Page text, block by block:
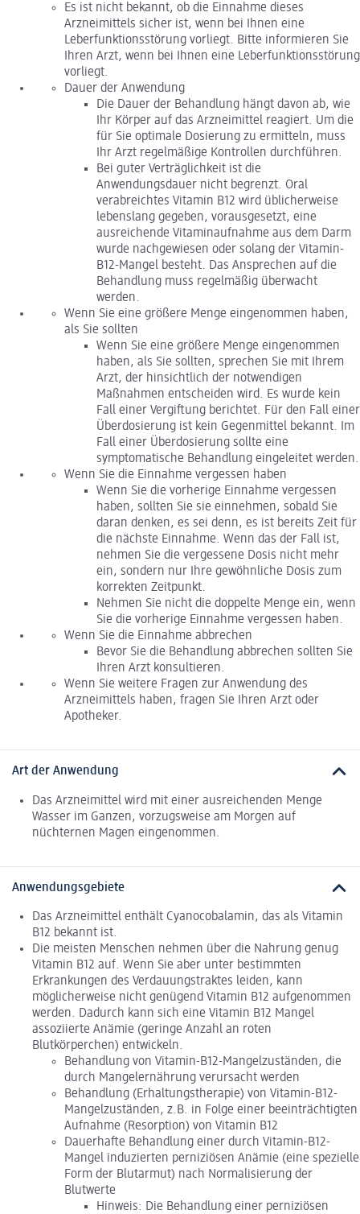
Es ist nicht bekannt, ob die Einnahme dieses
Arzneimittels sicher ist, wenn bei Ihnen eine
Leberfunktionsstörung vorliegt. Bitte informieren Sie
Ihren Arzt, wenn bei Ihnen eine Leberfunktionsstörung
vorliegt.
Dauer der Anwendung
Die Dauer der Behandlung hängt davon ab, wie
Ihr Körper auf das Arzneimittel reagiert. Um die
für Sie optimale Dosierung zu ermitteln, muss
Ihr Arzt regelmäßige Kontrollen durchführen.
Bei guter Verträglichkeit ist die
Anwendungsdauer nicht begrenzt. Oral
verabreichtes Vitamin B12 wird üblicherweise
lebenslang gegeben, vorausgesetzt, eine
ausreichende Vitaminaufnahme aus dem Darm
wurde nachgewiesen oder solang der Vitamin-
B12-Mangel besteht. Das Ansprechen auf die
Behandlung muss regelmäßig überwacht
werden.
Wenn Sie eine größere Menge eingenommen haben,
als Sie sollten
Wenn Sie eine größere Menge eingenommen
haben, als Sie sollten, sprechen Sie mit Ihrem
Arzt, der hinsichtlich der notwendigen
Maßnahmen entscheiden wird. Es wurde kein
Fall einer Vergiftung berichtet. Für den Fall einer
Überdosierung ist kein Gegenmittel bekannt. Im
Fall einer Überdosierung sollte eine
symptomatische Behandlung eingeleitet werden.
Wenn Sie die Einnahme vergessen haben
Wenn Sie die vorherige Einnahme vergessen
haben, sollten Sie sie einnehmen, sobald Sie
daran denken, es sei denn, es ist bereits Zeit für
die nächste Einnahme. Wenn das der Fall ist,
nehmen Sie die vergessene Dosis nicht mehr
ein, sondern nur Ihre gewöhnliche Dosis zum
korrekten Zeitpunkt.
Nehmen Sie nicht die doppelte Menge ein, wenn
Sie die vorherige Einnahme vergessen haben.
Wenn Sie die Einnahme abbrechen
Bevor Sie die Behandlung abbrechen sollten Sie
Ihren Arzt konsultieren.
Wenn Sie weitere Fragen zur Anwendung des
Arzneimittels haben, fragen Sie Ihren Arzt oder
Apotheker.
Art der Anwendung
Das Arzneimittel wird mit einer ausreichenden Menge
Wasser im Ganzen, vorzugsweise am Morgen auf
nüchternen Magen eingenommen.
Anwendungsgebiete
Das Arzneimittel enthält Cyanocobalamin, das als Vitamin
B12 bekannt ist.
Die meisten Menschen nehmen über die Nahrung genug
Vitamin B12 auf. Wenn Sie aber unter bestimmten
Erkrankungen des Verdauungstraktes leiden, kann
möglicherweise nicht genügend Vitamin B12 aufgenommen
werden. Dadurch kann sich eine Vitamin B12 Mangel
assoziierte Anämie (geringe Anzahl an roten
Blutkörperchen) entwickeln.
Behandlung von Vitamin-B12-Mangelzuständen, die
durch Mangelernährung verursacht werden
Behandlung (Erhaltungstherapie) von Vitamin-B12-
Mangelzuständen, z.B. in Folge einer beeinträchtigten
Aufnahme (Resorption) von Vitamin B12
Dauerhafte Behandlung einer durch Vitamin-B12-
Mangel induzierten perniziösen Anämie (eine spezielle
Form der Blutarmut) nach Normalisierung der
Blutwerte
Hinweis: Die Behandlung einer perniziösen